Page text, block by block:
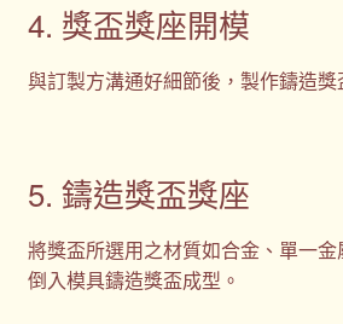
4. 獎盃獎座開模
與訂製方溝通好細節後，製作鑄造獎
5. 鑄造獎盃獎座
將獎盃所選用之材質如合金、單一金
倒入模具鑄造獎盃成型。